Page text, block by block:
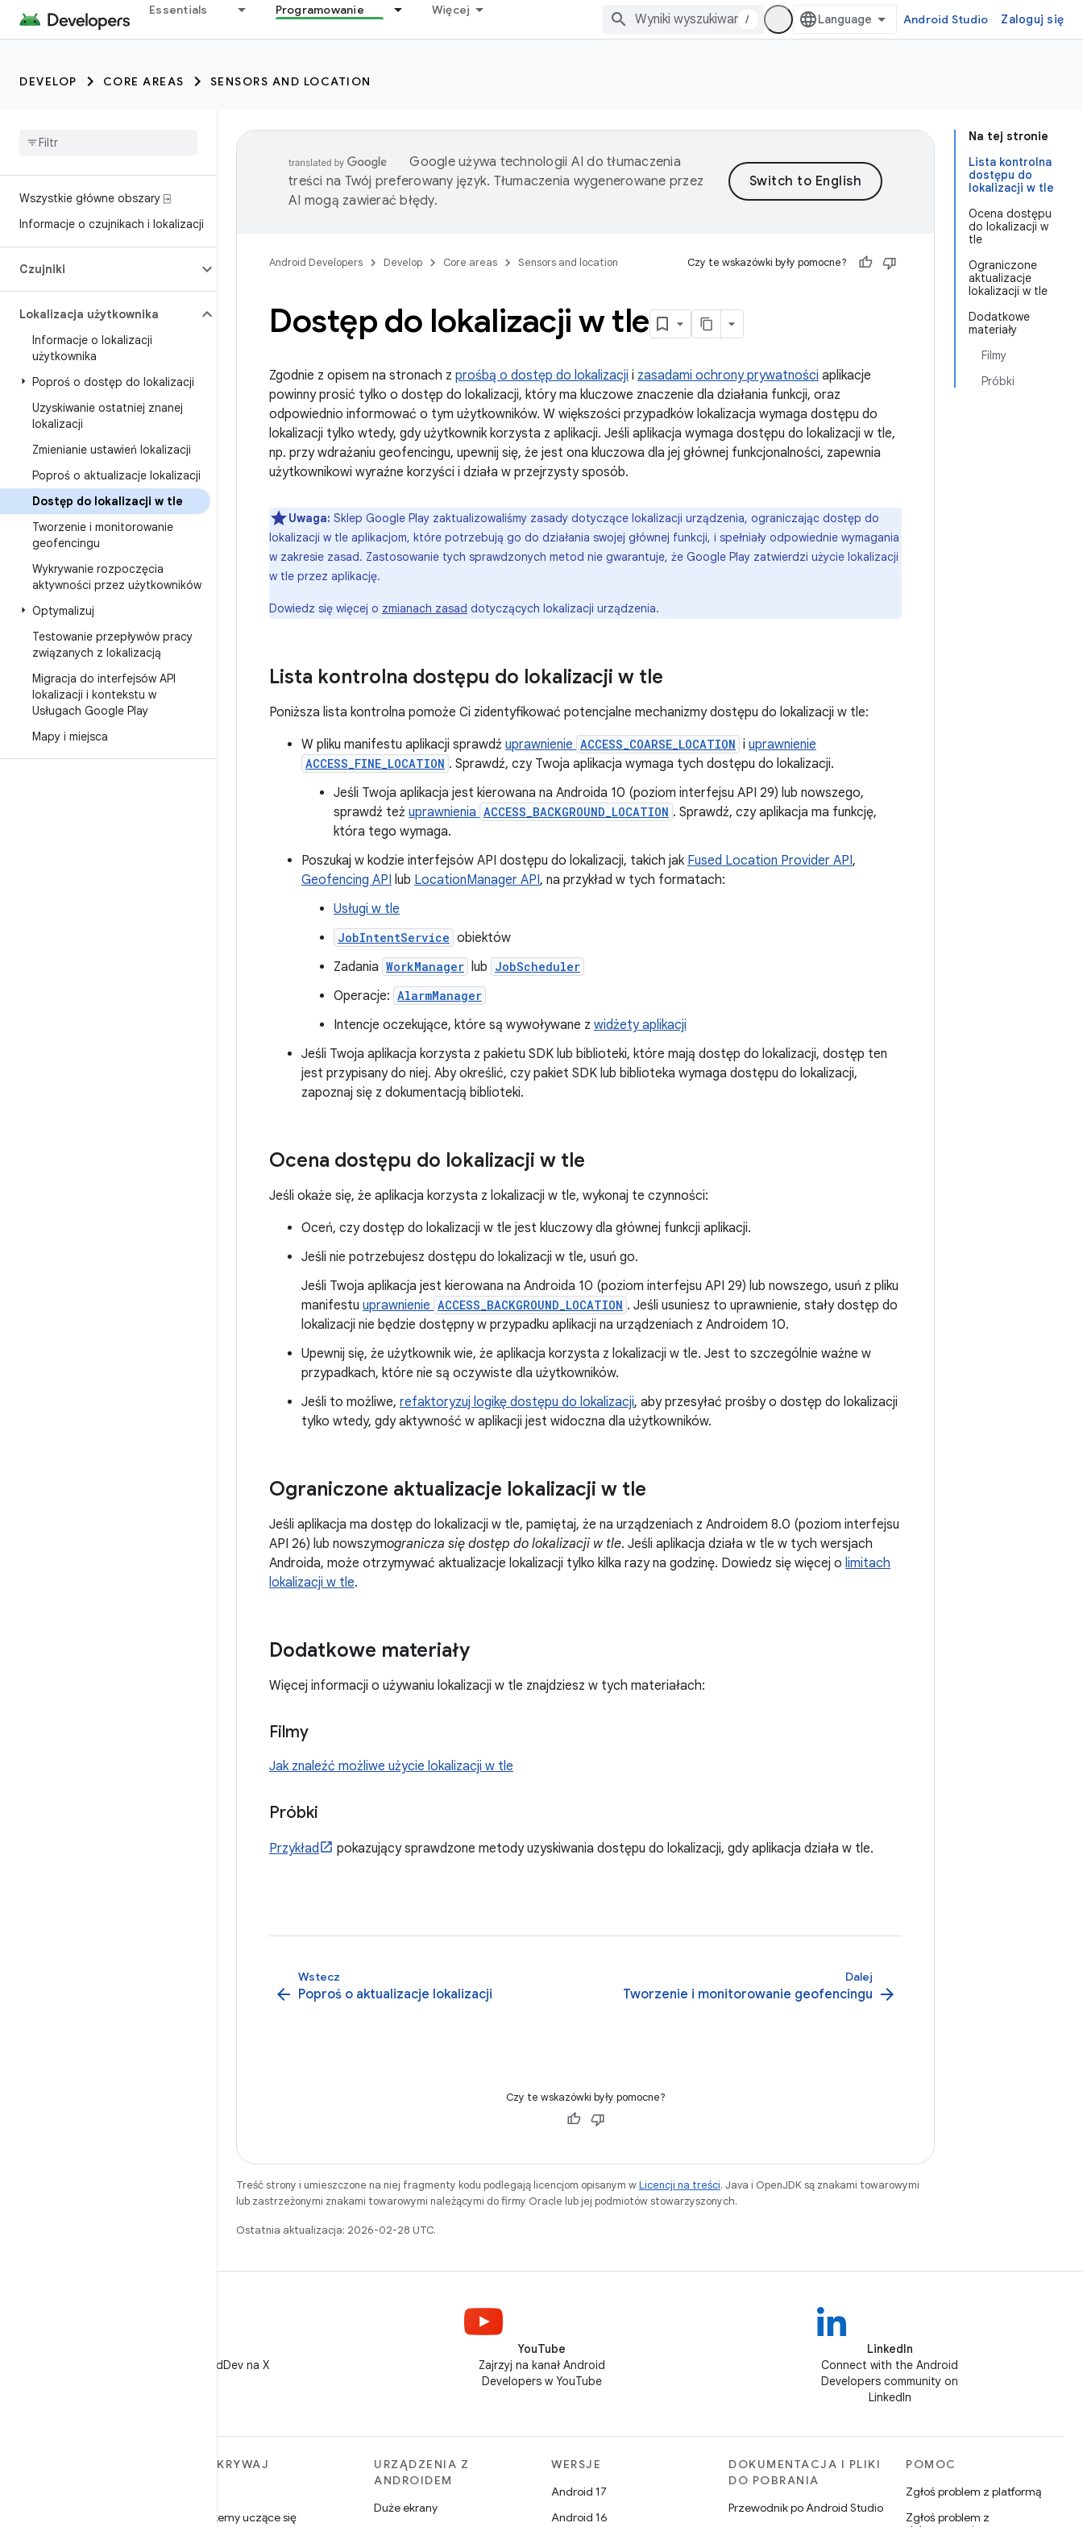
Essentials Programowanie Więcej
/ Android Studio Zaloguj się
DEVELOP CORE AREAS SENSORS AND LOCATION
Wszystkie główne obszary ⍈
Informacje o czujnikach i lokalizacji
Czujniki
Lokalizacja użytkownika
Informacje o lokalizacji
użytkownika
Poproś o dostęp do lokalizacji
Uzyskiwanie ostatniej znanej
lokalizacji
Zmienianie ustawień lokalizacji
Poproś o aktualizacje lokalizacji
Dostęp do lokalizacji w tle
Tworzenie i monitorowanie
geofencingu
Wykrywanie rozpoczęcia
aktywności przez użytkowników
Optymalizuj
Testowanie przepływów pracy
związanych z lokalizacją
Migracja do interfejsów API
lokalizacji i kontekstu w
Usługach Google Play
Mapy i miejsca
Na tej stronie
Lista kontrolna
dostępu do
lokalizacji w tle
Ocena dostępu
do lokalizacji w
tle
Ograniczone
aktualizacje
lokalizacji w tle
Dodatkowe
materiały
Filmy
Próbki
Google używa technologii AI do tłumaczenia
treści na Twój preferowany język. Tłumaczenia wygenerowane przez
AI mogą zawierać błędy.
Android Developers Develop Core areas Sensors and location Czy te wskazówki były pomocne?
Dostęp do lokalizacji w tle
Zgodnie z opisem na stronach z prośbą o dostęp do lokalizacji i zasadami ochrony prywatności aplikacje
powinny prosić tylko o dostęp do lokalizacji, który ma kluczowe znaczenie dla działania funkcji, oraz
odpowiednio informować o tym użytkowników. W większości przypadków lokalizacja wymaga dostępu do
lokalizacji tylko wtedy, gdy użytkownik korzysta z aplikacji. Jeśli aplikacja wymaga dostępu do lokalizacji w tle,
np. przy wdrażaniu geofencingu, upewnij się, że jest ona kluczowa dla jej głównej funkcjonalności, zapewnia
użytkownikowi wyraźne korzyści i działa w przejrzysty sposób.
Uwaga: Sklep Google Play zaktualizowaliśmy zasady dotyczące lokalizacji urządzenia, ograniczając dostęp do
lokalizacji w tle aplikacjom, które potrzebują go do działania swojej głównej funkcji, i spełniały odpowiednie wymagania
w zakresie zasad. Zastosowanie tych sprawdzonych metod nie gwarantuje, że Google Play zatwierdzi użycie lokalizacji
w tle przez aplikację.
Dowiedz się więcej o zmianach zasad dotyczących lokalizacji urządzenia.
Lista kontrolna dostępu do lokalizacji w tle
Poniższa lista kontrolna pomoże Ci zidentyfikować potencjalne mechanizmy dostępu do lokalizacji w tle:
W pliku manifestu aplikacji sprawdź uprawnienie ACCESS_COARSE_LOCATION i uprawnienie
ACCESS_FINE_LOCATION . Sprawdź, czy Twoja aplikacja wymaga tych dostępu do lokalizacji.
Jeśli Twoja aplikacja jest kierowana na Androida 10 (poziom interfejsu API 29) lub nowszego,
sprawdź też uprawnienia ACCESS_BACKGROUND_LOCATION . Sprawdź, czy aplikacja ma funkcję,
która tego wymaga.
Poszukaj w kodzie interfejsów API dostępu do lokalizacji, takich jak Fused Location Provider API,
Geofencing API lub LocationManager API, na przykład w tych formatach:
Usługi w tle
JobIntentService obiektów
Zadania WorkManager lub JobScheduler
Operacje: AlarmManager
Intencje oczekujące, które są wywoływane z widżety aplikacji
Jeśli Twoja aplikacja korzysta z pakietu SDK lub biblioteki, które mają dostęp do lokalizacji, dostęp ten
jest przypisany do niej. Aby określić, czy pakiet SDK lub biblioteka wymaga dostępu do lokalizacji,
zapoznaj się z dokumentacją biblioteki.
Ocena dostępu do lokalizacji w tle
Jeśli okaże się, że aplikacja korzysta z lokalizacji w tle, wykonaj te czynności:
Oceń, czy dostęp do lokalizacji w tle jest kluczowy dla głównej funkcji aplikacji.
Jeśli nie potrzebujesz dostępu do lokalizacji w tle, usuń go.
Jeśli Twoja aplikacja jest kierowana na Androida 10 (poziom interfejsu API 29) lub nowszego, usuń z pliku
manifestu uprawnienie ACCESS_BACKGROUND_LOCATION . Jeśli usuniesz to uprawnienie, stały dostęp do
lokalizacji nie będzie dostępny w przypadku aplikacji na urządzeniach z Androidem 10.
Upewnij się, że użytkownik wie, że aplikacja korzysta z lokalizacji w tle. Jest to szczególnie ważne w
przypadkach, które nie są oczywiste dla użytkowników.
Jeśli to możliwe, refaktoryzuj logikę dostępu do lokalizacji, aby przesyłać prośby o dostęp do lokalizacji
tylko wtedy, gdy aktywność w aplikacji jest widoczna dla użytkowników.
Ograniczone aktualizacje lokalizacji w tle
Jeśli aplikacja ma dostęp do lokalizacji w tle, pamiętaj, że na urządzeniach z Androidem 8.0 (poziom interfejsu
API 26) lub nowszymogranicza się dostęp do lokalizacji w tle. Jeśli aplikacja działa w tle w tych wersjach
Androida, może otrzymywać aktualizacje lokalizacji tylko kilka razy na godzinę. Dowiedz się więcej o limitach
lokalizacji w tle.
Dodatkowe materiały
Więcej informacji o używaniu lokalizacji w tle znajdziesz w tych materiałach:
Filmy
Jak znaleźć możliwe użycie lokalizacji w tle
Próbki
Przykład pokazujący sprawdzone metody uzyskiwania dostępu do lokalizacji, gdy aplikacja działa w tle.
Wstecz
arrow_back Poproś o aktualizacje lokalizacji
Dalej
Tworzenie i monitorowanie geofencingu arrow_forward
Czy te wskazówki były pomocne?
Treść strony i umieszczone na niej fragmenty kodu podlegają licencjom opisanym wLicencji na treści. Java i OpenJDK są znakami towarowymi
lub zastrzeżonymi znakami towarowymi należącymi do firmy Oracle lub jej podmiotów stowarzyszonych.
Ostatnia aktualizacja: 2026-02-28 UTC.
Obserwuj @AndroidDev na X
YouTube
Zajrzyj na kanał Android
Developers w YouTube
LinkedIn
Connect with the Android
Developers community on
LinkedIn
ODKRYWAJ
Systemy uczące się
URZĄDZENIA Z
ANDROIDEM
Duże ekrany
WERSJE
Android 17
Android 16
DOKUMENTACJA I PLIKI
DO POBRANIA
Przewodnik po Android Studio
POMOC
Zgłoś problem z platformą
Zgłoś problem z